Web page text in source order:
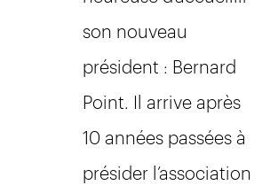
son nouveau
président : Bernard
Point. Il arrive après
10 années passées à
présider l’association